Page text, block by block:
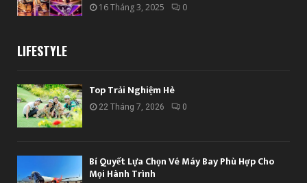
16 Tháng 3, 2025 0
LIFESTYLE
Top Trải Nghiệm Hè
22 Tháng 7, 2026 0
Bí Quyết Lựa Chọn Vé Máy Bay Phù Hợp Cho
Mọi Hành Trình